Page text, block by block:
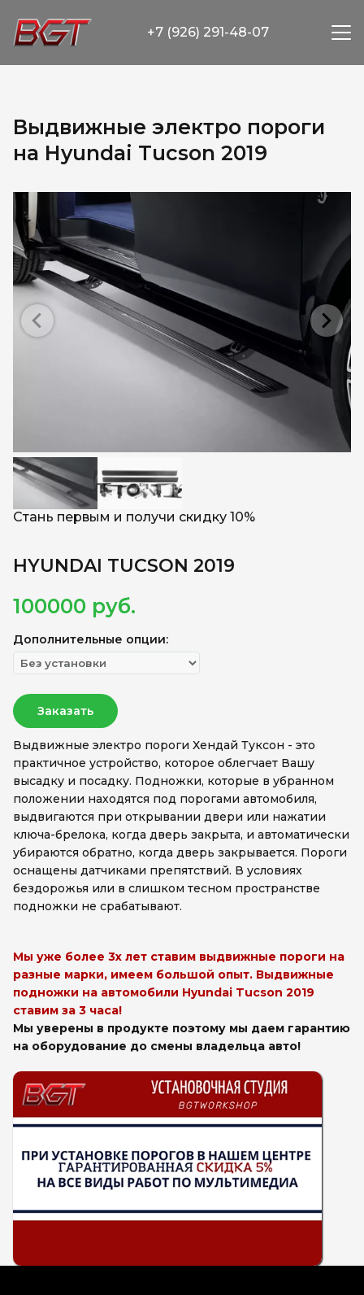
+7 (926) 291-48-07
Выдвижные электро пороги
на Hyundai Tucson 2019
Стань первым и получи скидку 10%
HYUNDAI TUCSON 2019
100000 руб.
Дополнительные опции:
Заказать
Выдвижные электро пороги Хендай Туксон - это
практичное устройство, которое облегчает Вашу
высадку и посадку. Подножки, которые в убранном
положении находятся под порогами автомобиля,
выдвигаются при открывании двери или нажатии
ключа-брелока, когда дверь закрыта, и автоматически
убираются обратно, когда дверь закрывается. Пороги
оснащены датчиками препятствий. В условиях
бездорожья или в слишком тесном пространстве
подножки не срабатывают.
Мы уже более 3х лет ставим выдвижные пороги на
разные марки, имеем большой опыт. Выдвижные
подножки на автомобили Hyundai Tucson 2019
ставим за 3 часа!
Мы уверены в продукте поэтому мы даем гарантию
на оборудование до смены владельца авто!